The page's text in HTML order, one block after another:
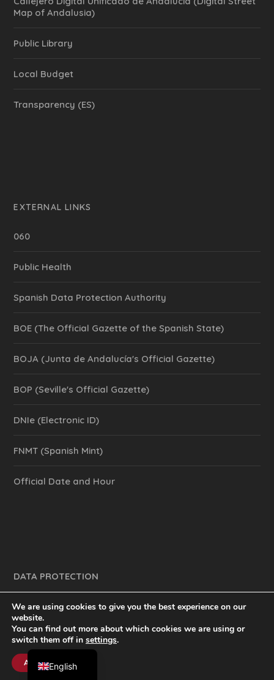
Map of Andalusia)
Public Library
Local Budget
Transparency (ES)
EXTERNAL LINKS
060
Public Health
Spanish Data Protection Authority
BOE (The Official Gazette of the Spanish State)
BOJA (Junta de Andalucía's Official Gazette)
BOP (Seville's Official Gazette)
DNIe (Electronic ID)
FNMT (Spanish Mint)
Official Date and Hour
DATA PROTECTION
inventtatte es Marketing Online Sevilla
y mucho más.
We are using cookies to give you the best experience on our
website.
You can find out more about which cookies we are using or
switch them off in settings.
AcceptEnglish
Spanish